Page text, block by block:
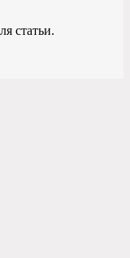
статьи.